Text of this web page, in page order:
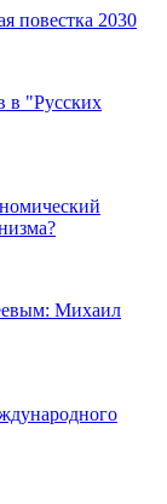
повестка 2030
в "Русских
Михаил